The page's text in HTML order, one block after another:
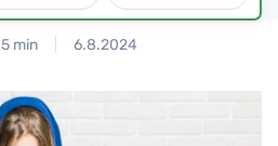
5 min 6.8.2024